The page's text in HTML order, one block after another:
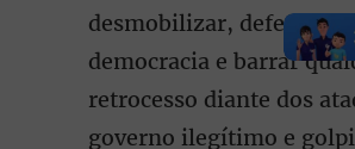
desmobilizar, defender a
democracia e barrar
retrocesso diante dos
governo ilegítimo e